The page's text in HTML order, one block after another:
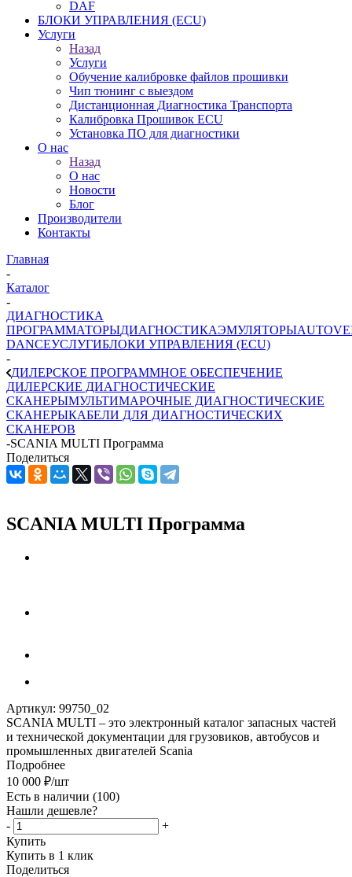
DAF
БЛОКИ УПРАВЛЕНИЯ (ECU)
Услуги
Назад
Услуги
Обучение калибровке файлов прошивки
Чип тюнинг с выездом
Дистанционная Диагностика Транспорта
Калибровка Прошивок ECU
Установка ПО для диагностики
О нас
Назад
О нас
Новости
Блог
Производители
Контакты
Главная
-
Каталог
-
ДИАГНОСТИКА
ПРОГРАММАТОРЫДИАГНОСТИКАЭМУЛЯТОРЫ
DANCEУСЛУГИБЛОКИ УПРАВЛЕНИЯ (ECU)
-
ДИЛЕРСКОЕ ПРОГРАММНОЕ ОБЕСПЕЧЕНИЕ
ДИЛЕРСКИЕ ДИАГНОСТИЧЕСКИЕ
СКАНЕРЫМУЛЬТИМАРОЧНЫЕ ДИАГНОСТИЧЕСКИЕ
СКАНЕРЫКАБЕЛИ ДЛЯ ДИАГНОСТИЧЕСКИХ
СКАНЕРОВ
-SCANIA MULTI Программа
Поделиться
SCANIA MULTI Программа
Артикул: 99750_02
SCANIA MULTI – это электронный каталог запасных частей
и технической документации для грузовиков, автобусов и
промышленных двигателей Scania
Подробнее
10 000 ₽/шт
Есть в наличии (100)
Нашли дешевле?
-
+
Купить
Купить в 1 клик
Поделиться